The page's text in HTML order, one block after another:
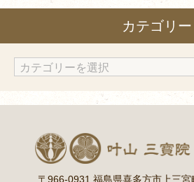
カ
ブ
カテゴリー
カ
ゴ
〒966-0931 福島県喜多方市上三